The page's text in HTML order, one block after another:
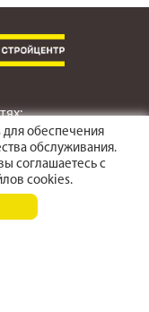
для обеспечения
обслуживания.
соглашаетесь с
cookies.